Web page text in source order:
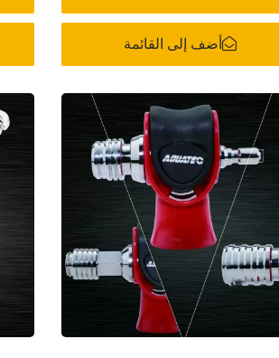
أضف إلى القائمة
نظام ترطيب فلتر الهواء سلسلة